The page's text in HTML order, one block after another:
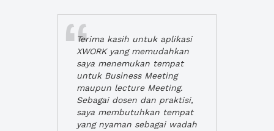
Terima kasih untuk aplikasi
XWORK yang memudahkan
saya menemukan tempat
untuk Business Meeting
maupun lecture Meeting.
Sebagai dosen dan praktisi,
saya membutuhkan tempat
yang nyaman sebagai wadah